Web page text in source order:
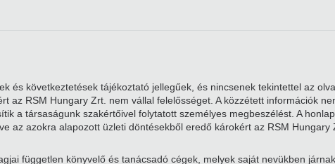
és következtetések tájékoztató jellegűek, és nincsenek tekintettel az
az RSM Hungary Zrt. nem vállal felelősséget. A közzétett információk
a társaságunk szakértőivel folytatott személyes megbeszélést. A
az azokra alapozott üzleti döntésekből eredő károkért az RSM Hungary
független könyvelő és tanácsadó cégek, melyek saját nevükben